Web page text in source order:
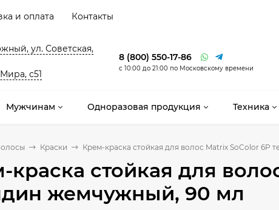
и оплата Контакты
ул. Советская,
с51
8 (800) 550-17-86
с 10:00 до 21:00 по Московскому времени
Мужчинам Одноразовая продукция Техника
Краски Крем-краска стойкая для волос Matrix SoColor
краска стойкая для
жемчужный, 90 мл